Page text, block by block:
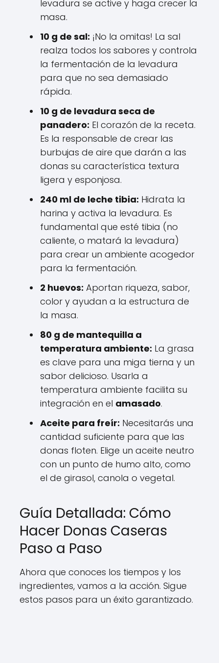
levadura se active y haga crecer la
masa.
10 g de sal: ¡No la omitas! La sal
realza todos los sabores y controla
la fermentación de la levadura
para que no sea demasiado
rápida.
10 g de levadura seca de
panadero: El corazón de la receta.
Es la responsable de crear las
burbujas de aire que darán a las
donas su característica textura
ligera y esponjosa.
240 ml de leche tibia: Hidrata la
harina y activa la levadura. Es
fundamental que esté tibia (no
caliente, o matará la levadura)
para crear un ambiente acogedor
para la fermentación.
2 huevos: Aportan riqueza, sabor,
color y ayudan a la estructura de
la masa.
80 g de mantequilla a
temperatura ambiente: La grasa
es clave para una miga tierna y un
sabor delicioso. Usarla a
temperatura ambiente facilita su
integración en el amasado.
Aceite para freír: Necesitarás una
cantidad suficiente para que las
donas floten. Elige un aceite neutro
con un punto de humo alto, como
el de girasol, canola o vegetal.
Guía Detallada: Cómo
Hacer Donas Caseras
Paso a Paso
Ahora que conoces los tiempos y los
ingredientes, vamos a la acción. Sigue
estos pasos para un éxito garantizado.